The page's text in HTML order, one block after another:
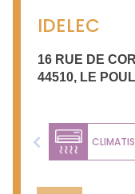
IDELEC
16 RUE DE
44510, LE
Previous